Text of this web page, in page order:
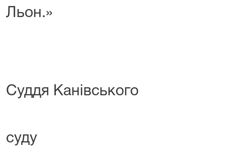
Льон.»
Суддя Канівського
суду О.